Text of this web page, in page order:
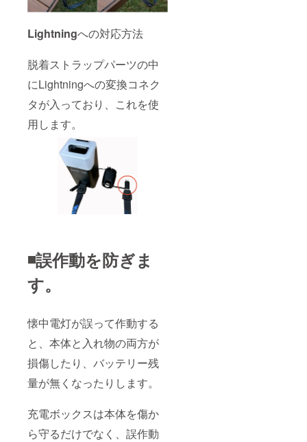
Lightningへの対応方法
脱着ストラップパーツの中
にLightningへの変換コネク
タが入っており、これを使
用します。
◾️誤作動を防ぎま
す。
懐中電灯が誤って作動する
と、本体と入れ物の両方が
損傷したり、バッテリー残
量が無くなったりします。
充電ボックスは本体を傷か
ら守るだけでなく、誤作動